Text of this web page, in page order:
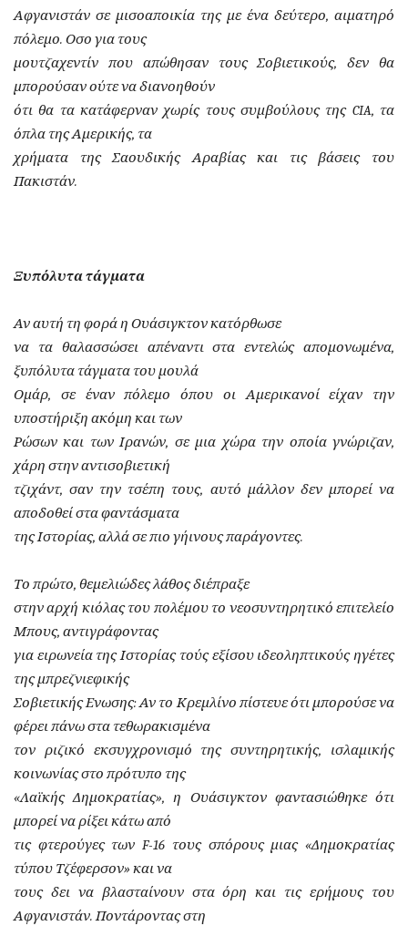
Αφγανιστάν σε μισοαποικία της με ένα δεύτερο, αιματηρό
πόλεμο. Οσο για τους
μουτζαχεντίν που απώθησαν τους Σοβιετικούς, δεν θα
μπορούσαν ούτε να διανοηθούν
ότι θα τα κατάφερναν χωρίς τους συμβούλους της CIA, τα
όπλα της Αμερικής, τα
χρήματα της Σαουδικής Αραβίας και τις βάσεις του
Πακιστάν.
Ξυπόλυτα τάγματα
Αν αυτή τη φορά η Ουάσιγκτον κατόρθωσε
να τα θαλασσώσει απέναντι στα εντελώς απομονωμένα,
ξυπόλυτα τάγματα του μουλά
Ομάρ, σε έναν πόλεμο όπου οι Αμερικανοί είχαν την
υποστήριξη ακόμη και των
Ρώσων και των Ιρανών, σε μια χώρα την οποία γνώριζαν,
χάρη στην αντισοβιετική
τζιχάντ, σαν την τσέπη τους, αυτό μάλλον δεν μπορεί να
αποδοθεί στα φαντάσματα
της Ιστορίας, αλλά σε πιο γήινους παράγοντες.
Το πρώτο, θεμελιώδες λάθος διέπραξε
στην αρχή κιόλας του πολέμου το νεοσυντηρητικό επιτελείο
Μπους, αντιγράφοντας
για ειρωνεία της Ιστορίας τούς εξίσου ιδεοληπτικούς ηγέτες
της μπρεζνιεφικής
Σοβιετικής Ενωσης: Αν το Κρεμλίνο πίστευε ότι μπορούσε να
φέρει πάνω στα τεθωρακισμένα
τον ριζικό εκσυγχρονισμό της συντηρητικής, ισλαμικής
κοινωνίας στο πρότυπο της
«Λαϊκής Δημοκρατίας», η Ουάσιγκτον φαντασιώθηκε ότι
μπορεί να ρίξει κάτω από
τις φτερούγες των F-16 τους σπόρους μιας «Δημοκρατίας
τύπου Τζέφερσον» και να
τους δει να βλασταίνουν στα όρη και τις ερήμους του
Αφγανιστάν. Ποντάροντας στη